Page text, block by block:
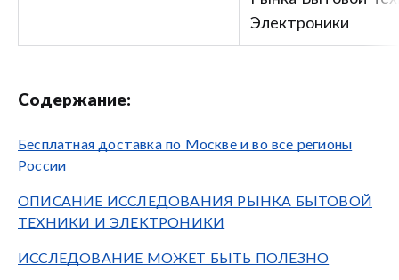
Электроники
Содержание:
Бесплатная доставка по Москве и во все регионы
России
ОПИСАНИЕ ИССЛЕДОВАНИЯ РЫНКА БЫТОВОЙ
ТЕХНИКИ И ЭЛЕКТРОНИКИ
ИССЛЕДОВАНИЕ МОЖЕТ БЫТЬ ПОЛЕЗНО